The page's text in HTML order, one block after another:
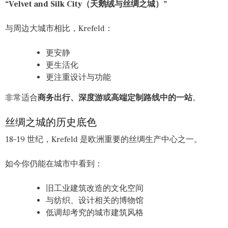
“Velvet and Silk City（天鹅绒与丝绸之城）”
与周边大城市相比，Krefeld：
更安静
更生活化
更注重设计与功能
非常适合商务出行、深度游或高端定制路线中的一站。
丝绸之城的历史底色
18–19 世纪，Krefeld 是欧洲重要的丝绸生产中心之一。
如今你仍能在城市中看到：
旧工业建筑改造的文化空间
与纺织、设计相关的博物馆
低调却考究的城市建筑风格